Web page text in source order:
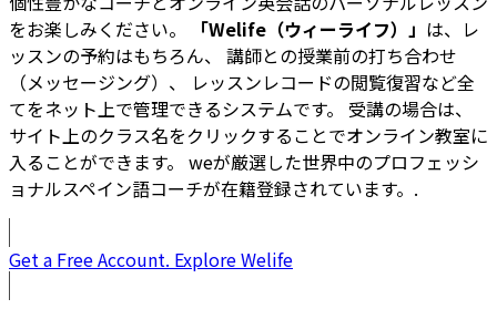
をお楽しみください。
「Welife（ウィーライフ）」 は、レ
ッスンの予約はもちろん、 講師との授業前の打ち合わせ
（メッセージング）、 レッスンレコードの閲覧復習など全
てをネット上で管理できるシステムです。 受講の場合は、
サイト上のクラス名をクリックすることでオンライン教室に
入ることができます。 weが厳選した世界中のプロフェッシ
ョナルスペイン語コーチが在籍登録されています。 .
Get a Free Account. Explore Welife